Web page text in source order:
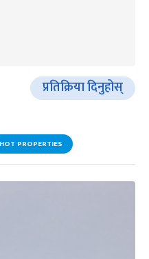
प्रतिक्रिया दिनुहोस्
HOT PROPERTIES